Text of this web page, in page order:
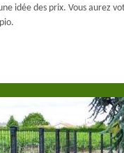
idée des prix. Vous aurez